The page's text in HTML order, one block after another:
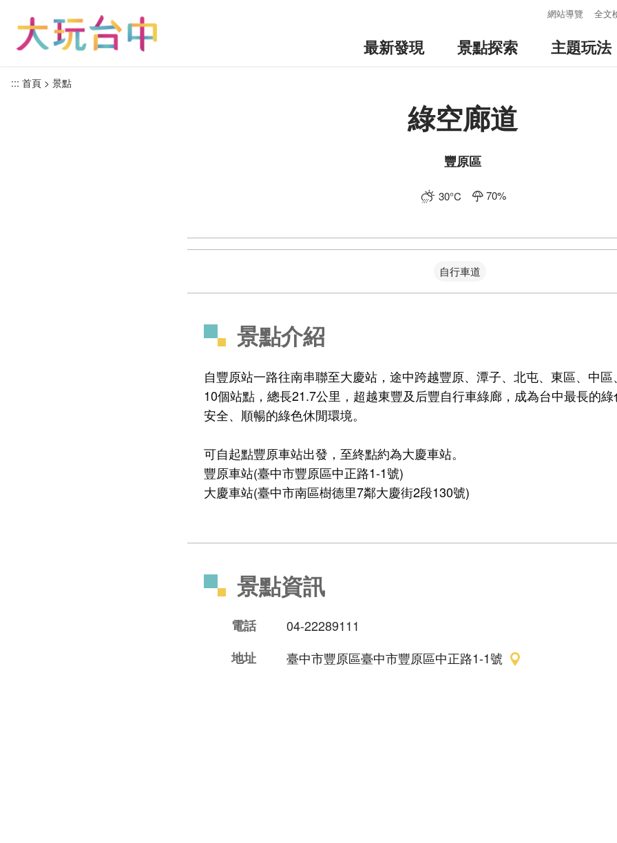
網站導覽 全文
最新發現 景點探索 主題玩法
::: 首頁 景點
綠空廊道
豐原區
30°C 70%
自行車道
景點介紹
自豐原站一路往南串聯至大慶站，途中跨越豐原、潭子、北屯、東區、中
10個站點，總長21.7公里，超越東豐及后豐自行車綠廊，成為台中最長的
安全、順暢的綠色休閒環境。
可自起點豐原車站出發，至終點約為大慶車站。
豐原車站(臺中市豐原區中正路1-1號)
大慶車站(臺中市南區樹德里7鄰大慶街2段130號)
景點資訊
電話
04-22289111
地址
臺中市豐原區臺中市豐原區中正路1-1號